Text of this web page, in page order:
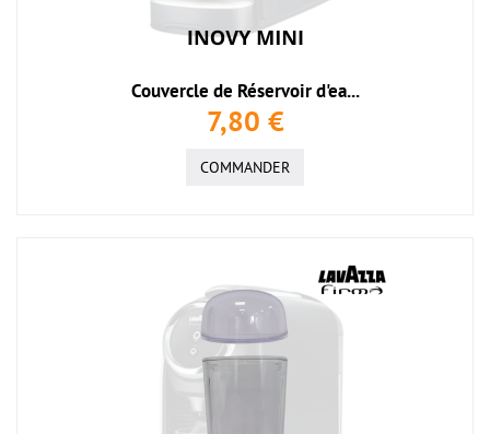
Couvercle de Réservoir d'ea...
7,80 €
COMMANDER